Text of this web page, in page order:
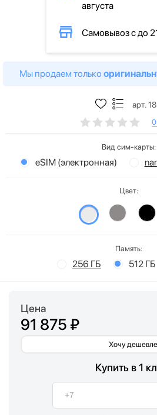
августа
Самовывоз с до
Мы продаем только
арт.
0
Вид сим-карты:
eSIM (электронная)
Цвет:
Память:
256 ГБ 512 ГБ
Цена
91 875 ₽
Хочу
Купить в 1